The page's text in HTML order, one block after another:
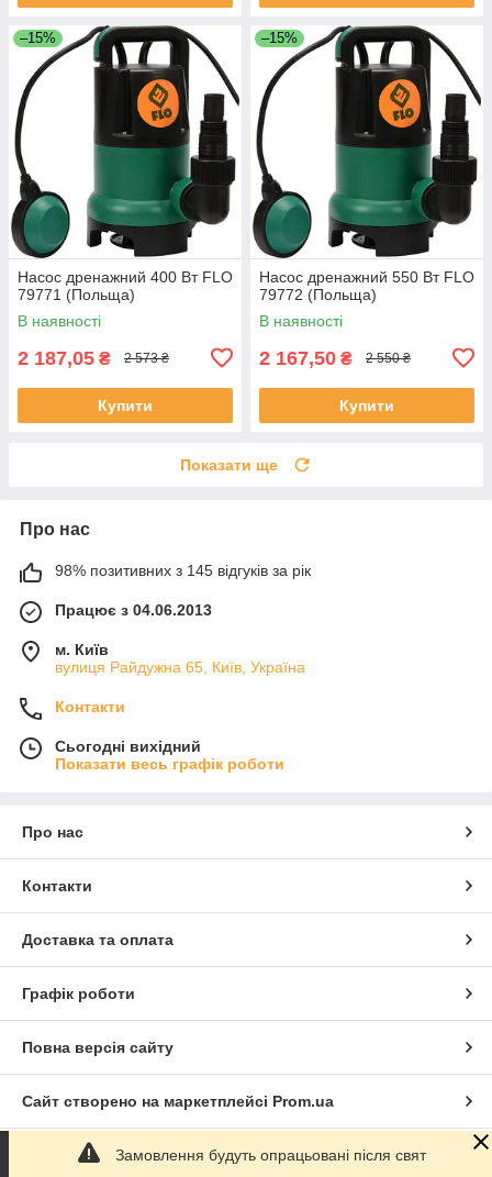
–15%
Насос дренажний 400 Вт FLO
79771 (Польща)
В наявності
2 187,05 ₴ 2 573 ₴
Купити
–15%
Насос дренажний 550 Вт FLO
79772 (Польща)
В наявності
2 167,50 ₴ 2 550 ₴
Купити
Показати ще
Про нас
98% позитивних з 145 відгуків за рік
Працює з 04.06.2013
м. Київ
вулиця Райдужна 65, Київ, Україна
Контакти
Сьогодні вихідний
Показати весь графік роботи
Про нас
Контакти
Доставка та оплата
Графік роботи
Повна версія сайту
Сайт створено на маркетплейсі Prom.ua
Політика конфіденційності
Замовлення будуть опрацьовані після свят